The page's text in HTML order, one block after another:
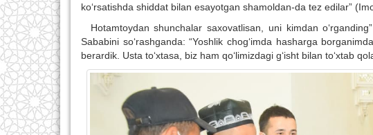
ko‘rsatishda shiddat bilan esayotgan shamoldan-da tez edilar”
Hotamtoydan shunchalar saxovatlisan, uni kimdan
Sababini so‘rashganda: “Yoshlik chog‘imda hasharga
berardik. Usta to‘xtasa, biz ham qo‘limizdagi g‘isht bilan to‘xtab